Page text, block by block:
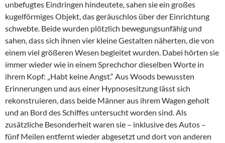
unbefugtes Eindringen hindeutete, sahen sie ein großes
kugelförmiges Objekt, das geräuschlos über der Einrichtung
schwebte. Beide wurden plötzlich bewegungsunfähig und
sahen, dass sich ihnen vier kleine Gestalten näherten, die von
einem viel größeren Wesen begleitet wurden. Dabei hörten sie
immer wieder wie in einem Sprechchor dieselben Worte in
ihrem Kopf: „Habt keine Angst.“ Aus Woods bewussten
Erinnerungen und aus einer Hypnosesitzung lässt sich
rekonstruieren, dass beide Männer aus ihrem Wagen geholt
und an Bord des Schiffes untersucht worden sind. Als
zusätzliche Besonderheit waren sie – inklusive des Autos –
fünf Meilen entfernt wieder abgesetzt und dort von anderen